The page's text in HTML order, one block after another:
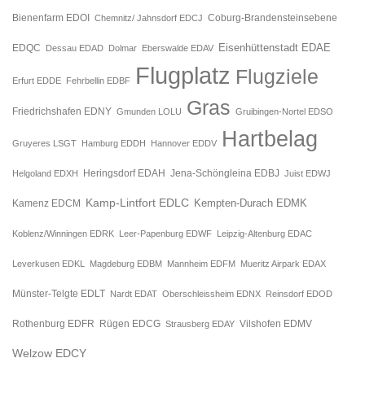
Bienenfarm EDOI Chemnitz/ Jahnsdorf EDCJ Coburg-Brandensteinsebene
EDQC Dessau EDAD Dolmar Eberswalde EDAV Eisenhüttenstadt EDAE
Erfurt EDDE Fehrbellin EDBF Flugplatz Flugziele
Friedrichshafen EDNY Gmunden LOLU Gras Gruibingen-Nortel EDSO
Gruyeres LSGT Hamburg EDDH Hannover EDDV Hartbelag
Helgoland EDXH Heringsdorf EDAH Jena-Schöngleina EDBJ Juist EDWJ
Kamenz EDCM Kamp-Lintfort EDLC Kempten-Durach EDMK
Koblenz/Winningen EDRK Leer-Papenburg EDWF Leipzig-Altenburg EDAC
Leverkusen EDKL Magdeburg EDBM Mannheim EDFM Mueritz Airpark EDAX
Münster-Telgte EDLT Nardt EDAT Oberschleissheim EDNX Reinsdorf EDOD
Rothenburg EDFR Rügen EDCG Strausberg EDAY Vilshofen EDMV
Welzow EDCY